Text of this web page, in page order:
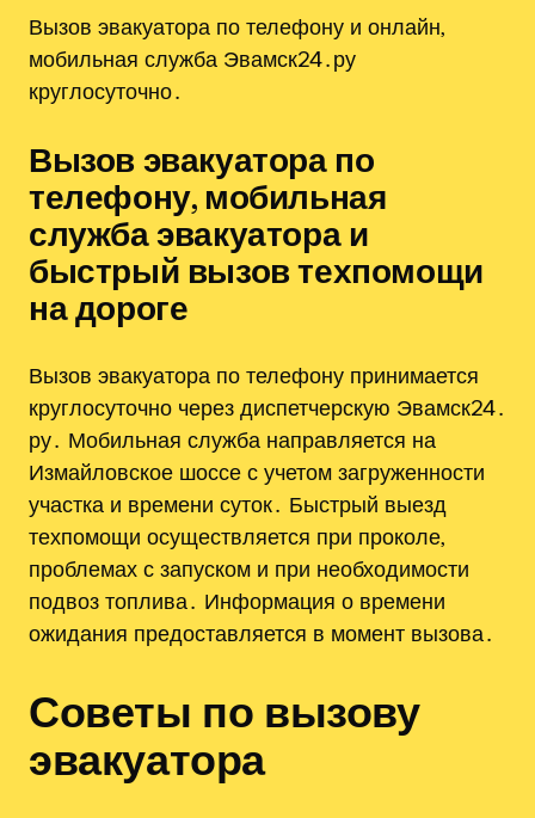
Вызов эвакуатора по телефону и онлайн,
мобильная служба Эвамск24․ру
круглосуточно․
Вызов эвакуатора по
телефону, мобильная
служба эвакуатора и
быстрый вызов техпомощи
на дороге
Вызов эвакуатора по телефону принимается
круглосуточно через диспетчерскую Эвамск24․
ру․ Мобильная служба направляется на
Измайловское шоссе с учетом загруженности
участка и времени суток․ Быстрый выезд
техпомощи осуществляется при проколе,
проблемах с запуском и при необходимости
подвоз топлива․ Информация о времени
ожидания предоставляется в момент вызова․
Советы по вызову
эвакуатора